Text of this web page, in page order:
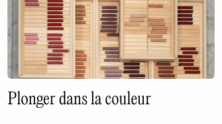
Plonger dans la couleur